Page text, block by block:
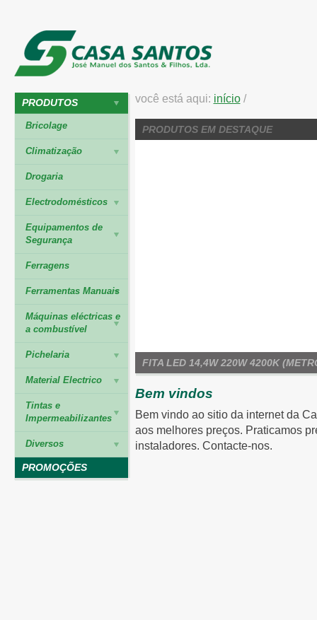
PRODUTOS
Bricolage
Climatização
Drogaria
Electrodomésticos
Equipamentos de
Segurança
Ferragens
Ferramentas Manuais
Máquinas eléctricas e
a combustível
Pichelaria
Material Electrico
Tintas e
Impermeabilizantes
Diversos
PROMOÇÕES
você está aqui: início/
PRODUTOS EM DESTAQUE
FITA LED 14,4W 220W 4200K
Bem vindos
Bem vindo ao sitio da internet da
aos melhores preços. Praticamos
instaladores. Contacte-nos.